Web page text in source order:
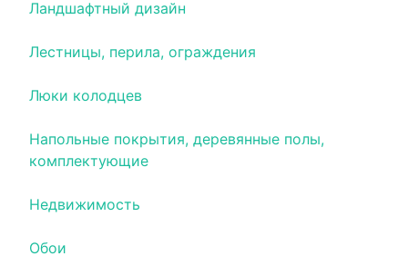
Ландшафтный дизайн
Лестницы, перила, ограждения
Люки колодцев
Напольные покрытия, деревянные полы,
комплектующие
Недвижимость
Обои